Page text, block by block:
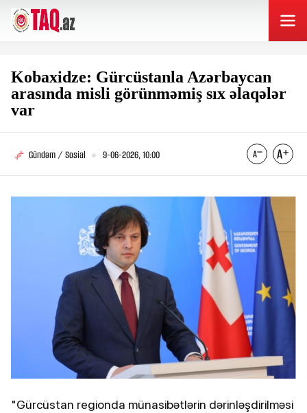
Kobaxidze: Gürcüstanla Azərbaycan
arasında misli görünməmiş sıx əlaqələr
var
Gündəm / Sosial 9-06-2026, 10:00
"Gürcüstan regionda münasibətlərin dərinləşdirilməsi